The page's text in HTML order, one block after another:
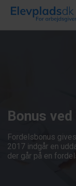
Bonus
Fordelsbonus
2017 indgår en
der går på en